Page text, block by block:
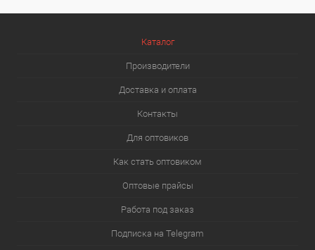
Каталог
Производители
Доставка и оплата
Контакты
Для оптовиков
Как стать оптовиком
Оптовые прайсы
Работа под заказ
Подписка на Telegram